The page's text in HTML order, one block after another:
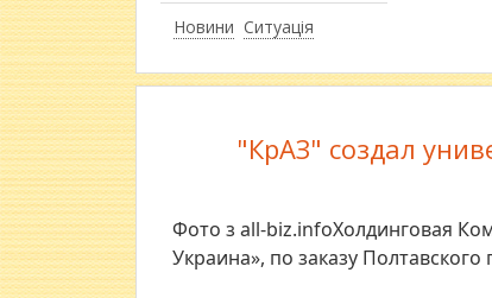
Новини Ситуація
"КрАЗ" создал
Фото з all-biz.infoХолдинговая
Украина», по заказу